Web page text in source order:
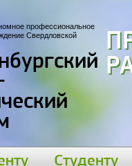
профессиональное
Свердловской
Студенту